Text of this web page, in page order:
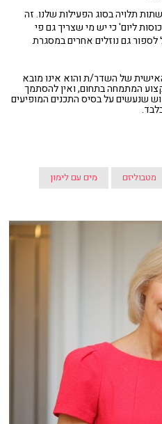
תלויה בסוג הפעילות שלנו. זה
ליום' כי יש מי שצריך גם פי
לספור גם נוזלים אחרים במסגרת
של השדר/ת והוא אינו מובא
המתמחה בתחום, ואין להסתמך
שנעשים על בסיס התכנים המופיעים
מטבוליזם מים עם לימון